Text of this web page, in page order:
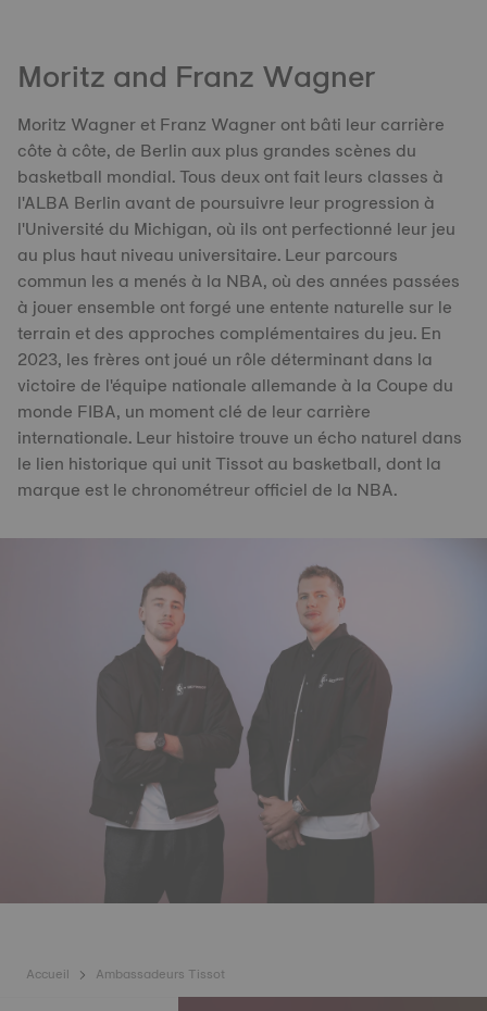
Moritz and Franz Wagner
Moritz Wagner et Franz Wagner ont bâti leur carrière
côte à côte, de Berlin aux plus grandes scènes du
basketball mondial. Tous deux ont fait leurs classes à
l'ALBA Berlin avant de poursuivre leur progression à
l'Université du Michigan, où ils ont perfectionné leur jeu
au plus haut niveau universitaire. Leur parcours
commun les a menés à la NBA, où des années passées
à jouer ensemble ont forgé une entente naturelle sur le
terrain et des approches complémentaires du jeu. En
2023, les frères ont joué un rôle déterminant dans la
victoire de l'équipe nationale allemande à la Coupe du
monde FIBA, un moment clé de leur carrière
internationale. Leur histoire trouve un écho naturel dans
le lien historique qui unit Tissot au basketball, dont la
marque est le chronométreur officiel de la NBA.
Accueil Ambassadeurs Tissot